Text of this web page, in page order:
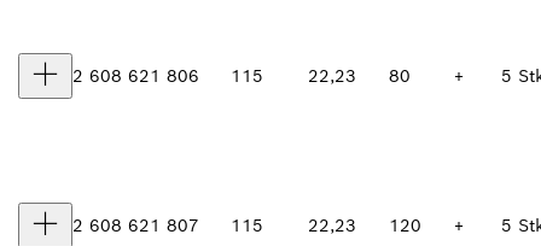
2 608 621 806 115 22,23 80 + 5
2 608 621 807 115 22,23 120 + 5